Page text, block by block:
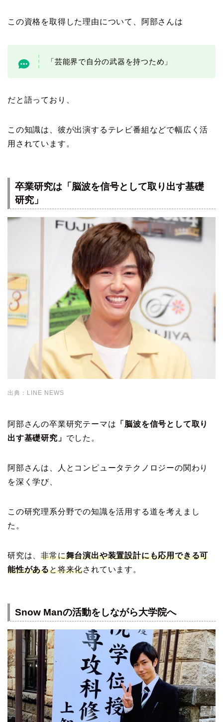
この資格を取得した理由について、阿部さんは
「芸能界で自分の武器を持つため」
だと語っており、
この知識は、彼が出演するテレビ番組などで幅広く活
用されています。
卒業研究は「脳波を信号として取り出す基礎
研究」
出典：LINE NEWS
阿部さんの卒業研究テーマは 「脳波を信号として取り
出す基礎研究」 でした。
阿部さんは、人とコンピュータテクノロジーの関わり
を深く学び、
この研究理系分野での知識を活用する道を考えまし
た。
研究は、非常に舞台演出や装置設計にも応用できる可
能性があると将来化されています。
Snow Manの活動をしながら大学院へ